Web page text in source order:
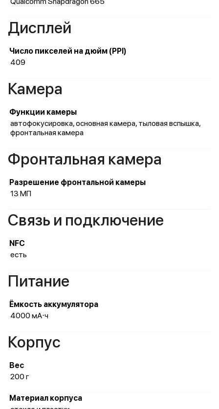
Дисплей
Число пикселей на дюйм (PPI)
409
Камера
Функции камеры
автофокусировка, основная камера, тыловая вспышка,
фронтальная камера
Фронтальная камера
Разрешение фронтальной камеры
13 МП
Связь и подключение
NFC
есть
Питание
Ёмкость аккумулятора
4000 мА⋅ч
Корпус
Вес
200 г
Материал корпуса